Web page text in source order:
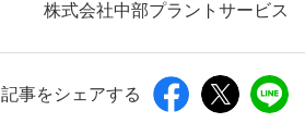
株式会社中部プラントサービス
記事をシェアする